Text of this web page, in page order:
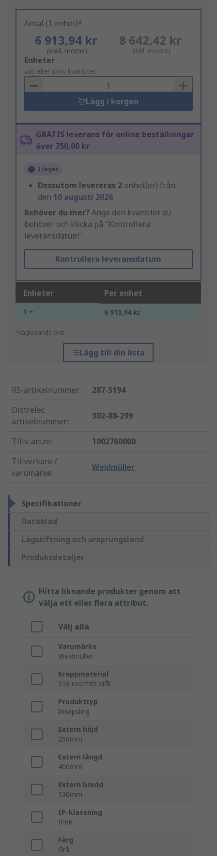
Antal (1 enhet)*
6 913,94 kr
(exkl. moms)
8 642,42 kr
(inkl. moms)
Add
to
Basket
Enheter
välj eller skriv kvantitet
Lägg i korgen
GRATIS leverans för online beställningar
över 750,00 kr
I lager
Dessutom levereras 2 enhet(er) från
den 10 augusti 2026
Behöver du mer? Ange den kvantitet du
behöver och klicka på "Kontrollera
leveransdatum"
Kontrollera leveransdatum
Enheter Per enhet
1 + 6 913,94 kr
*vägledande pris
Lägg till din lista
RS-artikelnummer:
287-5194
Distrelec
artikelnummer:
302-88-299
Tillv. art.nr:
1002760000
Tillverkare /
varumärke:
Weidmüller
Specifikationer
Datablad
Lagstiftning och ursprungsland
Produktdetaljer
Hitta liknande produkter genom att
välja ett eller flera attribut.
Välj alla
Varumärke
Weidmüller
Kroppmaterial
316 rostfritt stål
Produkttyp
Inkapsling
Extern höjd
250mm
Extern längd
400mm
Extern bredd
130mm
IP-klassning
IP66
Färg
Grå